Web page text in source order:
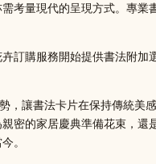
考量現代的呈現方式。專
訂購服務開始提供書法附
讓書法卡片在保持傳統
密的家居慶典準備花束，
。